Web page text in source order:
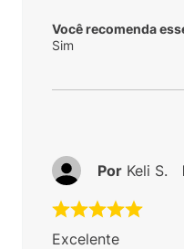
Você recomenda
Sim
Excelente
Por Keli S.